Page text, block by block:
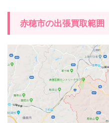
赤穂市の出張買取範囲